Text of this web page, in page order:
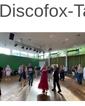
Discofox-